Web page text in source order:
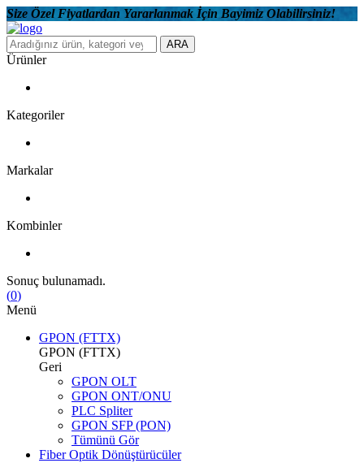
Size Özel Fiyatlardan Yararlanmak İçin Bayimiz Olabilirsiniz!
ARA
Ürünler
Kategoriler
Markalar
Kombinler
Sonuç bulunamadı.
(0)
Menü
GPON (FTTX)
GPON (FTTX)
Geri
GPON OLT
GPON ONT/ONU
PLC Spliter
GPON SFP (PON)
Tümünü Gör
Fiber Optik Dönüştürücüler